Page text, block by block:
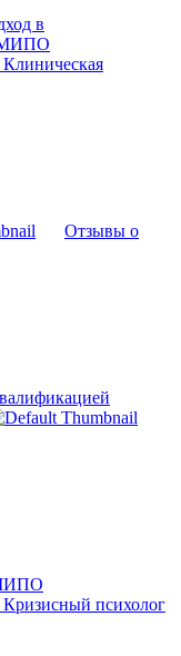
в
МИПО
Отзывы о
МИПО
психолог